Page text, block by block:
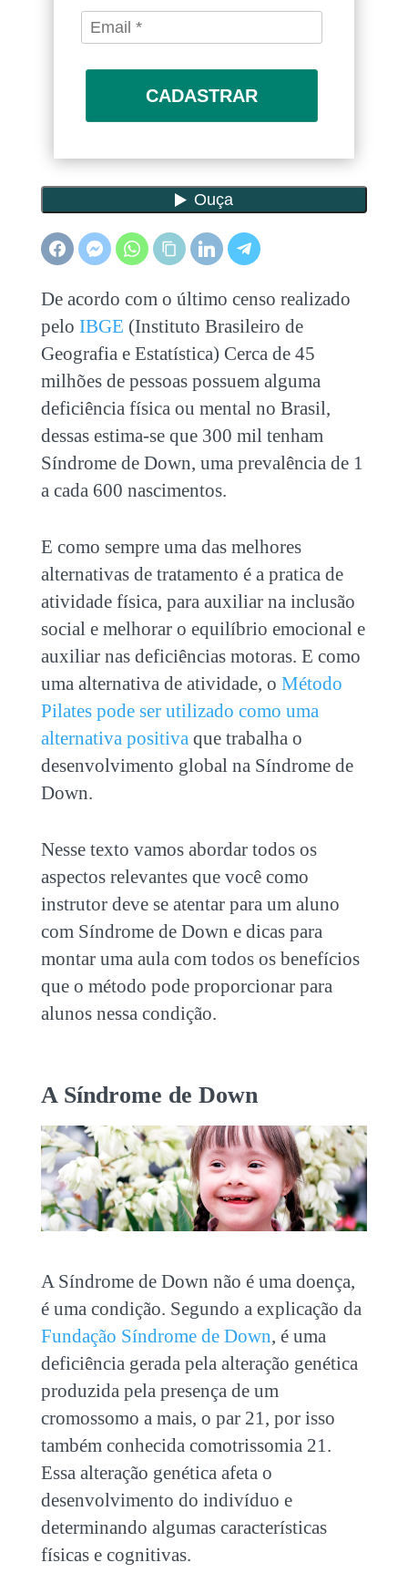
CADASTRAR
De acordo com o último censo realizado
pelo IBGE (Instituto Brasileiro de
Geografia e Estatística) Cerca de 45
milhões de pessoas possuem alguma
deficiência física ou mental no Brasil,
dessas estima-se que 300 mil tenham
Síndrome de Down, uma prevalência de 1
a cada 600 nascimentos.
E como sempre uma das melhores
alternativas de tratamento é a pratica de
atividade física, para auxiliar na inclusão
social e melhorar o equilíbrio emocional e
auxiliar nas deficiências motoras. E como
uma alternativa de atividade, o Método
Pilates pode ser utilizado como uma
alternativa positiva que trabalha o
desenvolvimento global na Síndrome de
Down.
Nesse texto vamos abordar todos os
aspectos relevantes que você como
instrutor deve se atentar para um aluno
com Síndrome de Down e dicas para
montar uma aula com todos os benefícios
que o método pode proporcionar para
alunos nessa condição.
A Síndrome de Down
A Síndrome de Down não é uma doença,
é uma condição. Segundo a explicação da
Fundação Síndrome de Down, é uma
deficiência gerada pela alteração genética
produzida pela presença de um
cromossomo a mais, o par 21, por isso
também conhecida comotrissomia 21.
Essa alteração genética afeta o
desenvolvimento do indivíduo e
determinando algumas características
físicas e cognitivas.